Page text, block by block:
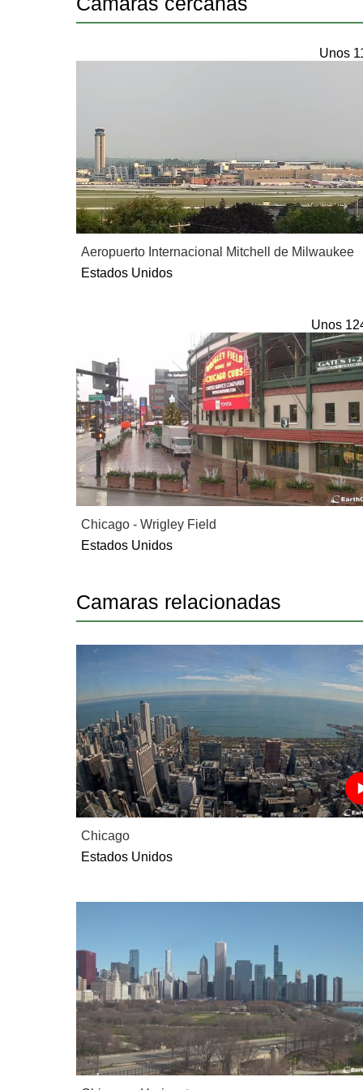
Unos
Aeropuerto Internacional Mitchell de Milwaukee
Estados Unidos
Unos
Chicago - Wrigley Field
Estados Unidos
Camaras relacionadas
Chicago
Estados Unidos